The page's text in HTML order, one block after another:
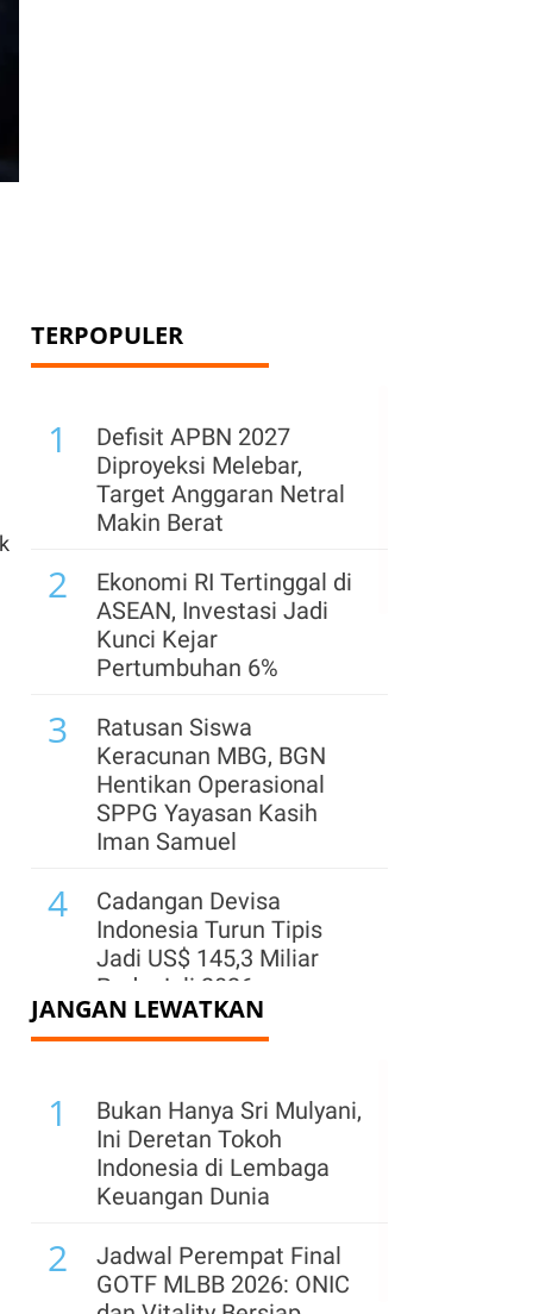
TERPOPULER
1
Defisit APBN 2027
Diproyeksi Melebar,
Target Anggaran Netral
Makin Berat
2
Ekonomi RI Tertinggal di
ASEAN, Investasi Jadi
Kunci Kejar
Pertumbuhan 6%
3
Ratusan Siswa
Keracunan MBG, BGN
Hentikan Operasional
SPPG Yayasan Kasih
Iman Samuel
4
Cadangan Devisa
Indonesia Turun Tipis
Jadi US$ 145,3 Miliar
Pada Juli 2026
5
Kementerian ESDM
96,26 Triliun hingga Juli
2026
Menhub Pastikan
Perpres Terkait Ojek
Online Akan Terbit
Sebelum 17 Agustus
2026
JANGAN LEWATKAN
1
Bukan Hanya Sri Mulyani,
Ini Deretan Tokoh
Indonesia di Lembaga
Keuangan Dunia
2
Jadwal Perempat Final
GOTF MLBB 2026: ONIC